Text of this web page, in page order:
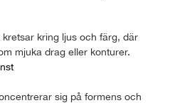
kring ljus och färg, där
mjuka drag eller konturer.
sig på formens och